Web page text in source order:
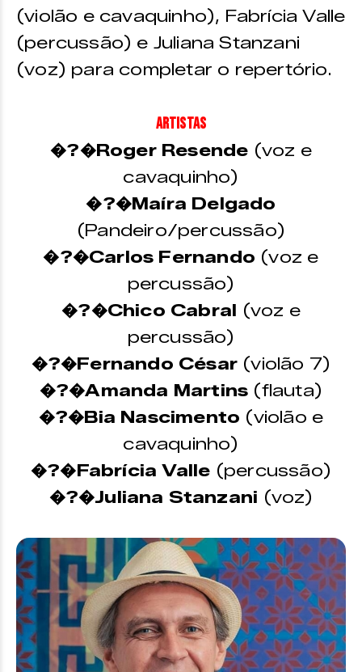
(violão e cavaquinho), Fabrícia Valle
(percussão) e Juliana Stanzani
(voz) para completar o repertório.
ARTISTAS
�?�Roger Resende (voz e
cavaquinho)
�?�Maíra Delgado
(Pandeiro/percussão)
�?�Carlos Fernando (voz e
percussão)
�?�Chico Cabral (voz e
percussão)
�?�Fernando César (violão 7)
�?�Amanda Martins (flauta)
�?�Bia Nascimento (violão e
cavaquinho)
�?�Fabrícia Valle (percussão)
�?�Juliana Stanzani (voz)